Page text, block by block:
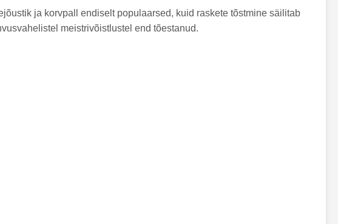
ja korvpall endiselt populaarsed, kuid raskete tõstmine säilitab
meistrivõistlustel end tõestanud.